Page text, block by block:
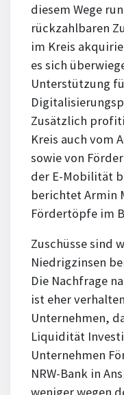
diesem Wege
rückzahlbaren
im Kreis
es sich
Unterstützung
Zusätzlich
Kreis auch vom
sowie von
der E-Mobilität
berichtet Armin
Fördertöpfe im
Zuschüsse sind
Niedrigzinsen
Die Nachfrage
ist eher
Unternehmen,
Liquidität
Unternehmen
NRW-Bank in
weniger wegen